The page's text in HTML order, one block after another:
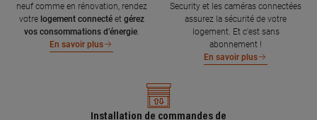
neuf comme en rénovation, rendez
votre logement connecté et gérez
vos consommations d’énergie.
En savoir plus
Security et les caméras connectées
assurez la sécurité de votre
logement. Et c'est sans
abonnement !
En savoir plus
Installation de commandes de